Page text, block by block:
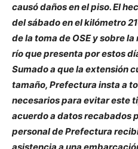
causó daños en el piso. El
del sábado en el kilómetro
de la toma de OSE y sobre
río que presenta por estos
Sumado a que la extensión
tamaño, Prefectura insta a
necesarios para evitar este
acuerdo a datos recabados
personal de Prefectura
asistencia a una